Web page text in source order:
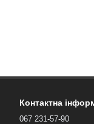
Контактна
067 231-57-90